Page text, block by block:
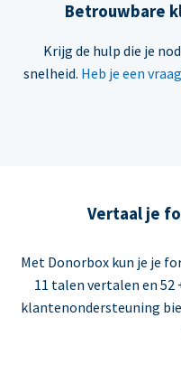
Betrouwbare
Krijg de hulp die je
snelheid. Heb je een
Vertaal je
Met Donorbox kun je je
11 talen vertalen en
klantenondersteuning